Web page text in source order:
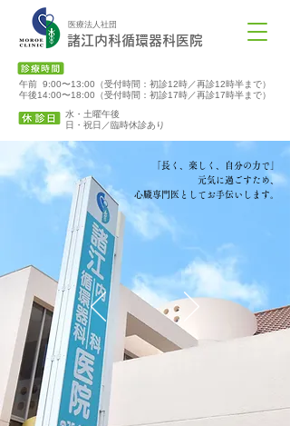
医療法人社団
諸江内科循環器科医院
午前 9:00〜13:00（受付時間：初診12時／再診12時半まで）
午後14:00〜18:00（受付時間：初診17時／再診17時半まで）
水・土曜午後
​日・祝日／臨時休診あり
「長く、楽しく、自分の力で」
元気に過ごすため、
心臓専門医としてお手伝いします。